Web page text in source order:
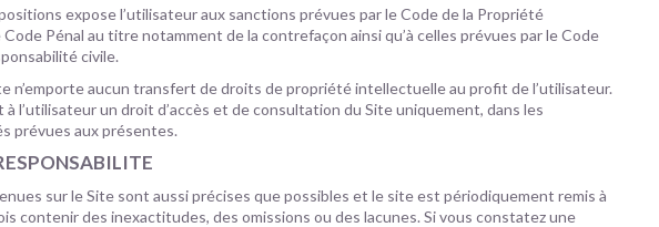
expose l’utilisateur aux sanctions prévues par le Code de la Propriété
Pénal au titre notamment de la contrefaçon ainsi qu’à celles prévues par le Code
civile.
n’emporte aucun transfert de droits de propriété intellectuelle au profit de l’utilisateur.
à l’utilisateur un droit d’accès et de consultation du Site uniquement, dans les
prévues aux présentes.
sur le Site sont aussi précises que possibles et le site est périodiquement remis à
contenir des inexactitudes, des omissions ou des lacunes. Si vous constatez une